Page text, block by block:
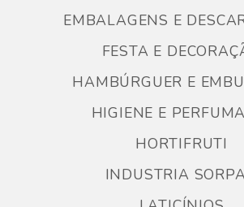
EMBALAGENS E
FESTA E
HAMBÚRGUER E
HIGIENE E
HORTIFRUTI
INDUSTRIA